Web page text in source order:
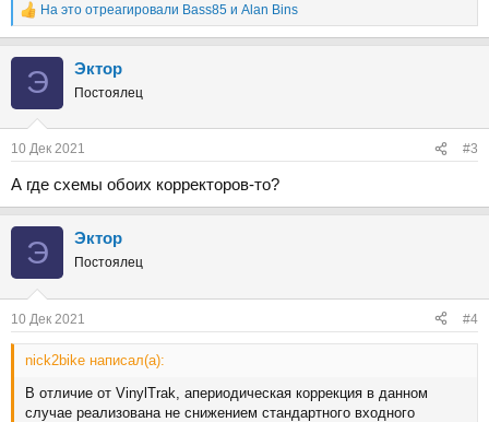
Р
е
На это отреагировали Bass85 и Alan Bins
Э Эктор
Постоялец
10 Дек 2021 #3
А где схемы обоих корректоров-то?
Э Эктор
Постоялец
10 Дек 2021 #4
nick2bike написал(а):
В отличие от VinylTrak, апериодическая коррекция в данном
случае реализована не снижением стандартного входного